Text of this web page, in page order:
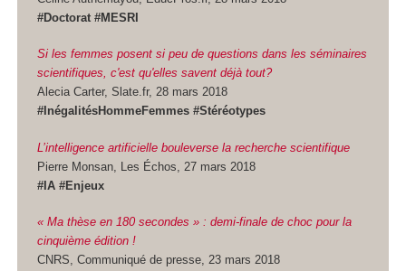
#Doctorat #MESRI
Si les femmes posent si peu de questions dans les séminaires
scientifiques, c'est qu'elles savent déjà tout?
Alecia Carter, Slate.fr, 28 mars 2018
#InégalitésHommeFemmes #Stéréotypes
L’intelligence artificielle bouleverse la recherche scientifique
Pierre Monsan, Les Échos, 27 mars 2018
#IA #Enjeux
« Ma thèse en 180 secondes » : demi-finale de choc pour la
cinquième édition !
CNRS, Communiqué de presse, 23 mars 2018